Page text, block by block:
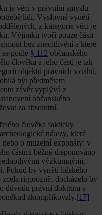
je věcí v právním smyslu
lidí. Výslovné vynětí
z kategorie věci je
Výjimku tvoří pouze části
bez znecitlivění a které
podle § 112 občanského
člověka a jeho části je tak
objektů právních vztahů,
být předmětem
závěr vyplývá z
občanského
za absolutní.
člověka fakticky
nálezy, které
o muzejní exponáty: v
částmi běžně disponováno
výzkumnými,
Pokud by vynětí lidského
rigorózně, docházelo by
důvodu právní doktrína a
zkomplikovaly.[17]